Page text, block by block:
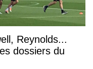
Reynolds...
dossiers du